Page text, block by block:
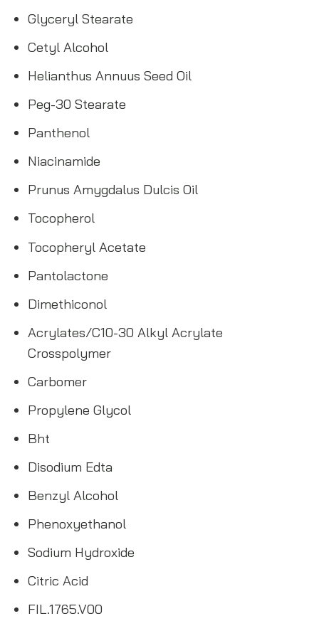
Glyceryl Stearate
Cetyl Alcohol
Helianthus Annuus Seed Oil
Peg-30 Stearate
Panthenol
Niacinamide
Prunus Amygdalus Dulcis Oil
Tocopherol
Tocopheryl Acetate
Pantolactone
Dimethiconol
Acrylates/C10-30 Alkyl Acrylate
Crosspolymer
Carbomer
Propylene Glycol
Bht
Disodium Edta
Benzyl Alcohol
Phenoxyethanol
Sodium Hydroxide
Citric Acid
FIL.1765.V00